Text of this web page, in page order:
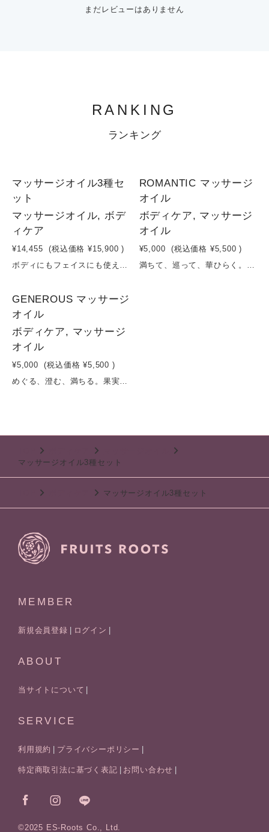
まだレビューはありません
RANKING
ランキング
マッサージオイル3種セ
ット
マッサージオイル, ボデ
ィケア
¥14,455 (税込価格 ¥15,900 )
ボディにもフェイスにも使える、リラックス感あふれる香りのマセレーションオイルブドウ種子油をベースに、厳選したボタニカルオイルを黄金比でブレンドした100%天然成分のマッサージオイルです。マッサージしやすい粘度に調整しており、ボディにもフェイスにも使えます。浸出法というこだわりの製法で作られたこのオイルはお肌に潤いとハリを与えるだけではなく、豊かな香りでうっとりと、心と身体をいたわりながらリラックスに導きます。とてもなじみが良いので乾燥肌の方の中にはマッサージ後に拭き取りがいらないという方も。オレンジ＆レモン、マスカット＆ホワイトバーチ、フランボワーズ＆ローズの香りの3個セット。
ROMANTIC マッサージ
オイル
ボディケア, マッサージ
オイル
¥5,000 (税込価格 ¥5,500 )
満ちて、巡って、華ひらく。肌に咲く、贅沢オイル。スクワランとブドウ種子油をベースに、軽やかさとリッチなうるおいを両立したマッサージオイル。肌にすっとなじみながら、内側からふっくらとしたハリとツヤを引き出します。西洋オトギリソウエキスやアドニスパレスチナ花エキスが、ゆらぎやすい肌をやさしく整え、イチゴエキスが明るくいきいきとした印象へ。さらにクチナシ果実エキスが、健やかな肌コンディションをサポートします。仕上げに、ダマスクバラとゼラニウムの華やかで奥行きのある香りが広がり、まるでスパのような贅沢なひとときに。日々のケアを、ただの保湿から“満たされる時間”へ。肌も心も満ちていく、特別なオイルです。容量：100ml
GENEROUS マッサージ
オイル
ボディケア, マッサージ
オイル
¥5,000 (税込価格 ¥5,500 )
めぐる、澄む、満ちる。果実の恵みで透明肌へ。ブドウ種子油の軽やかな浸透力に、ブドウ・ブルーベリーの果実エキスを贅沢に配合したマッサージオイル。ポリフェノールを豊富に含む植物の力で、くすみがちな肌に透明感とハリを与えます。さらに、シラカバ葉エキスが肌の巡りをサポートし、カミツレ油がゆらぎやすい肌をやさしく整えます。クチナシ果実エキスがほんのりとした自然の彩りと健やかさをプラス。さらっと軽いテクスチャーでベタつかず、毎日のケアにも心地よく使える設計。マッサージしながら、肌も心も澄み渡るような時間へ導きます。容量：100ml
マッサージオイル3種セット
マッサージオイル3種セット
MEMBER
新規会員登録 ログイン
ABOUT
当サイトについて
SERVICE
利用規約 プライバシーポリシー
特定商取引法に基づく表記 お問い合わせ
©2025 ES-Roots Co., Ltd.